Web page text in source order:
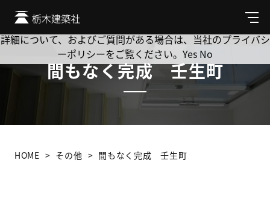
メ
ニ
ュ
間もなく完成 壬生町
HOME その他 間もなく完成 壬生町
Cookie を使用して、お客様の活動を追跡してもよろしいです
か? 当社ではお客様のプライバシーを極めて重視しています。
詳細について、およびご質問がある場合は、当社のプライバシ
ーポリシーをご覧ください。 Yes No